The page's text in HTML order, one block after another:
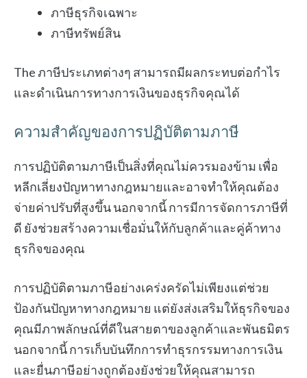
ภาษีธุรกิจเฉพาะ
ภาษีทรัพย์สิน
The ภาษีประเภทต่างๆ สามารถมีผลกระทบต่อกำไร
และดำเนินการทางการเงินของธุรกิจคุณได้
ความสำคัญของการปฏิบัติตามภาษี
การปฏิบัติตามภาษีเป็นสิ่งที่คุณไม่ควรมองข้าม เพื่อ
หลีกเลี่ยงปัญหาทางกฎหมายและอาจทำให้คุณต้อง
จ่ายค่าปรับที่สูงขึ้น นอกจากนี้ การมีการจัดการภาษีที่
ดี ยังช่วยสร้างความเชื่อมั่นให้กับลูกค้าและคู่ค้าทาง
ธุรกิจของคุณ
การปฏิบัติตามภาษีอย่างเคร่งครัดไม่เพียงแต่ช่วย
ป้องกันปัญหาทางกฎหมาย แต่ยังส่งเสริมให้ธุรกิจของ
คุณมีภาพลักษณ์ที่ดีในสายตาของลูกค้าและพันธมิตร
นอกจากนี้ การเก็บบันทึกการทำธุรกรรมทางการเงิน
และยื่นภาษีอย่างถูกต้องยังช่วยให้คุณสามารถ